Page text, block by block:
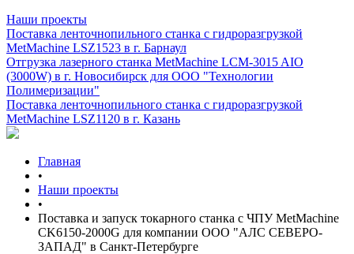
Наши проекты
Поставка ленточнопильного станка c гидроразгрузкой
MetMachine LSZ1523 в г. Барнаул
Отгрузка лазерного станка MetMachine LCM-3015 AIO
(3000W) в г. Новосибирск для ООО "Технологии
Полимеризации"
Поставка ленточнопильного станка c гидроразгрузкой
MetMachine LSZ1120 в г. Казань
Главная
•
Наши проекты
•
Поставка и запуск токарного станка с ЧПУ MetMachine
CK6150-2000G для компании ООО "АЛС СЕВЕРО-
ЗАПАД" в Санкт-Петербурге